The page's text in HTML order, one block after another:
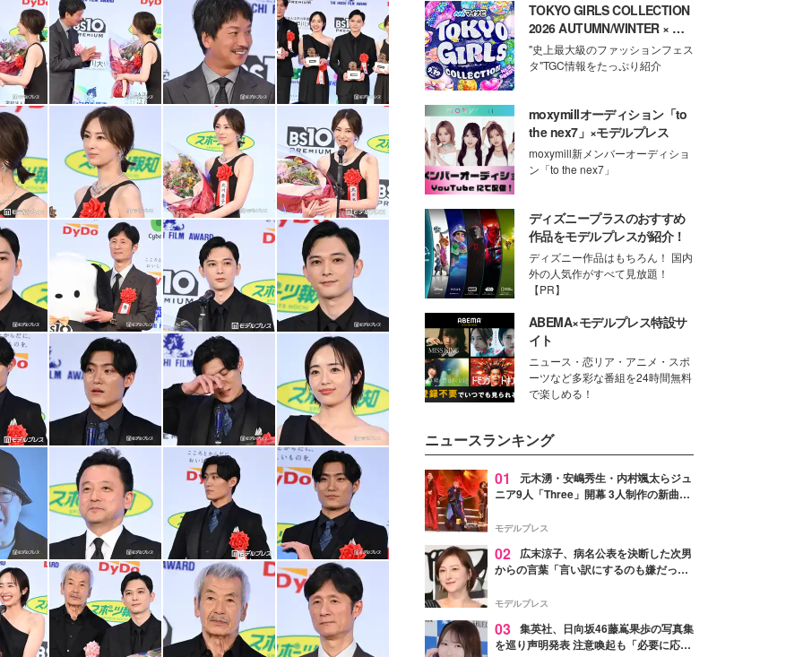
TOKYO GIRLS COLLECTION
2026 AUTUMN/WINTER × モ
デルプレス
"史上最大級のファッションフェス
タ"TGC情報をたっぷり紹介
moxymillオーディション「to
the nex7」×モデルプレス
moxymill新メンバーオーディショ
ン「to the nex7」
ディズニープラスのおすすめ
作品をモデルプレスが紹介！
ディズニー作品はもちろん！ 国内
外の人気作がすべて見放題！
【PR】
ABEMA×モデルプレス特設サ
イト
ニュース・恋リア・アニメ・スポ
ーツなど多彩な番組を24時間無料
で楽しめる！
ニュースランキング
01
元木湧・安嶋秀生・内村颯太らジュ
ニア9人「Three」開幕 3人制作の新曲＆
進んで夢を掴みたい」【ゲネプロレポ】
モデルプレス
02
広末涼子、病名公表を決断した次男
からの言葉「言い訳にするのも嫌だっ
モデルプレス
03 集英社、日向坂46藤嶌果歩の写真集
を巡り声明発表 注意喚起も「必要に応じ